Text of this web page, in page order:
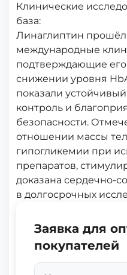
Клинические
база:
Линаглиптин
международные
подтверждающие
снижении уровня
показали
контроль и
безопасности.
отношении массы
гипогликемии при
препаратов,
доказана сердечно-
в долгосрочных
Заявка для
покупателей